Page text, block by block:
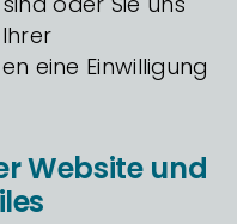
eine Einwilligung
Website und